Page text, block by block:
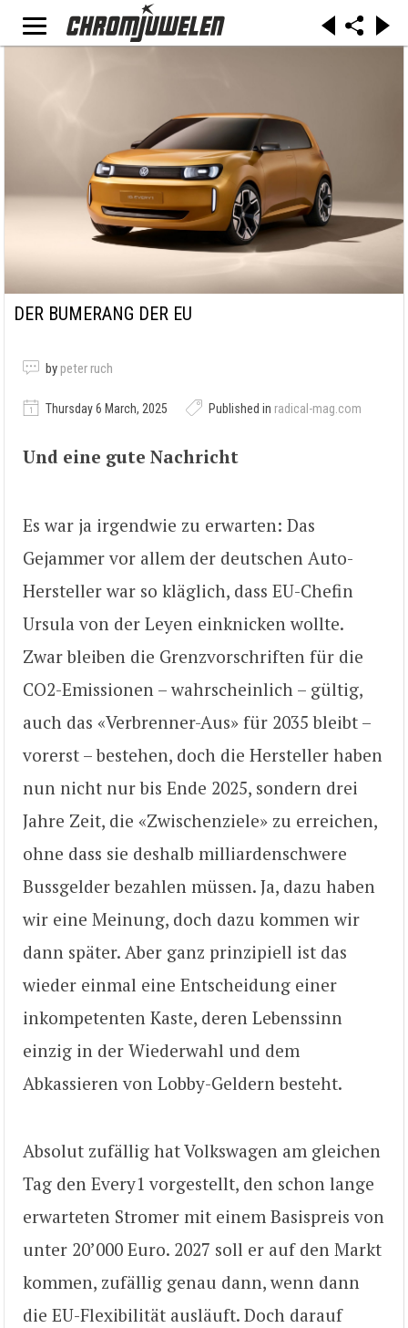
DER BUMERANG DER EU
by peter ruch
Thursday 6 March, 2025 Published in radical-mag.com
Und eine gute Nachricht
Es war ja irgendwie zu erwarten: Das
Gejammer vor allem der deutschen Auto-
Hersteller war so kläglich, dass EU-Chefin
Ursula von der Leyen einknicken wollte.
Zwar bleiben die Grenzvorschriften für die
CO2-Emissionen – wahrscheinlich – gültig,
auch das «Verbrenner-Aus» für 2035 bleibt –
vorerst – bestehen, doch die Hersteller haben
nun nicht nur bis Ende 2025, sondern drei
Jahre Zeit, die «Zwischenziele» zu erreichen,
ohne dass sie deshalb milliardenschwere
Bussgelder bezahlen müssen. Ja, dazu haben
wir eine Meinung, doch dazu kommen wir
dann später. Aber ganz prinzipiell ist das
wieder einmal eine Entscheidung einer
inkompetenten Kaste, deren Lebenssinn
einzig in der Wiederwahl und dem
Abkassieren von Lobby-Geldern besteht.
Absolut zufällig hat Volkswagen am gleichen
Tag den Every1 vorgestellt, den schon lange
erwarteten Stromer mit einem Basispreis von
unter 20’000 Euro. 2027 soll er auf den Markt
kommen, zufällig genau dann, wenn dann
die EU-Flexibilität ausläuft. Doch darauf